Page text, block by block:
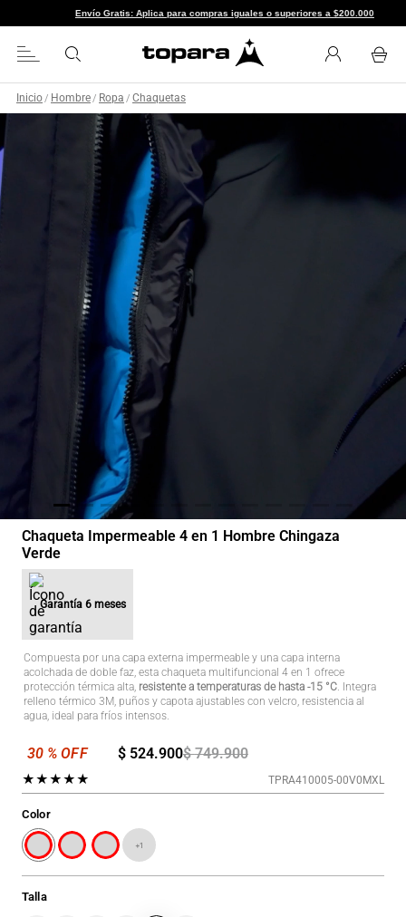
Envío Gratis: Aplica para compras iguales o
Inicio / Hombre / Ropa / Chaquetas
Chaqueta Impermeable 4 en 1 Hombre Chingaza
Verde
Garantía 6 meses
Compuesta por una capa externa impermeable y una capa interna
acolchada de doble faz, esta chaqueta multifuncional 4 en 1 ofrece
protección térmica alta, resistente a temperaturas de hasta -15 °C. Integra
relleno térmico 3M, puños y capota ajustables con velcro, resistencia al
agua, ideal para fríos intensos.
$ 749.900
$ 524.900
★★★★★ TPRA410005-00V0MXL
Talla
Color
+1